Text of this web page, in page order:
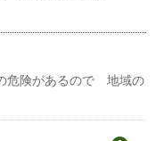
危険があるので 地域の